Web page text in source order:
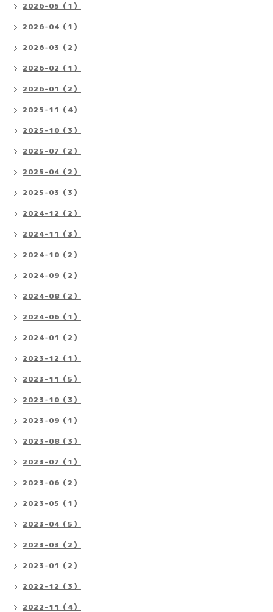
2026-05（1）
2026-04（1）
2026-03（2）
2026-02（1）
2026-01（2）
2025-11（4）
2025-10（3）
2025-07（2）
2025-04（2）
2025-03（3）
2024-12（2）
2024-11（3）
2024-10（2）
2024-09（2）
2024-08（2）
2024-06（1）
2024-01（2）
2023-12（1）
2023-11（5）
2023-10（3）
2023-09（1）
2023-08（3）
2023-07（1）
2023-06（2）
2023-05（1）
2023-04（5）
2023-03（2）
2023-01（2）
2022-12（3）
2022-11（4）